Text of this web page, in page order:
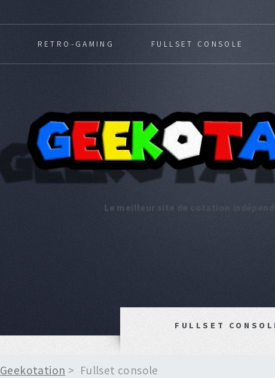
Le meilleur site de cotation
RETRO-GAMING FULLSET CONSOLE
FULLSET
Geekotation Fullset console